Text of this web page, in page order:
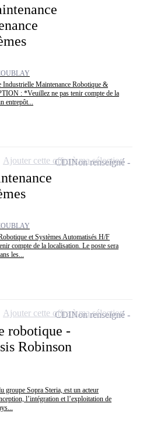
Industrielle Maintenance Robotique &
: *Veuillez ne pas tenir compte de la
entrepôt...
et Systèmes Automatisés H/F
compte de la localisation. Le poste sera
les...
CDINon renseigné
Ajouter cette offre à ma sélection
robotique -
Robinson
groupe Sopra Steria, est un acteur
l’intégration et l’exploitation de
CDINon renseigné
Ajouter cette offre à ma sélection